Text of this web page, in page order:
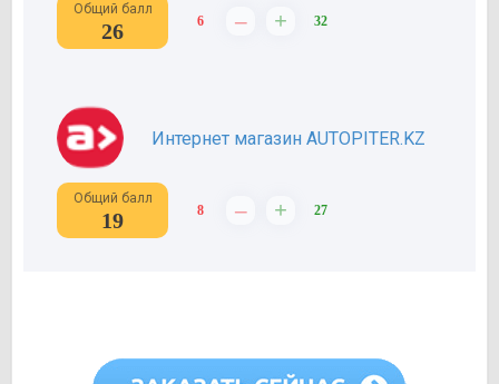
Общий балл
26 6 – + 32
Интернет магазин AUTOPITER.KZ
Общий балл
19 8 – + 27